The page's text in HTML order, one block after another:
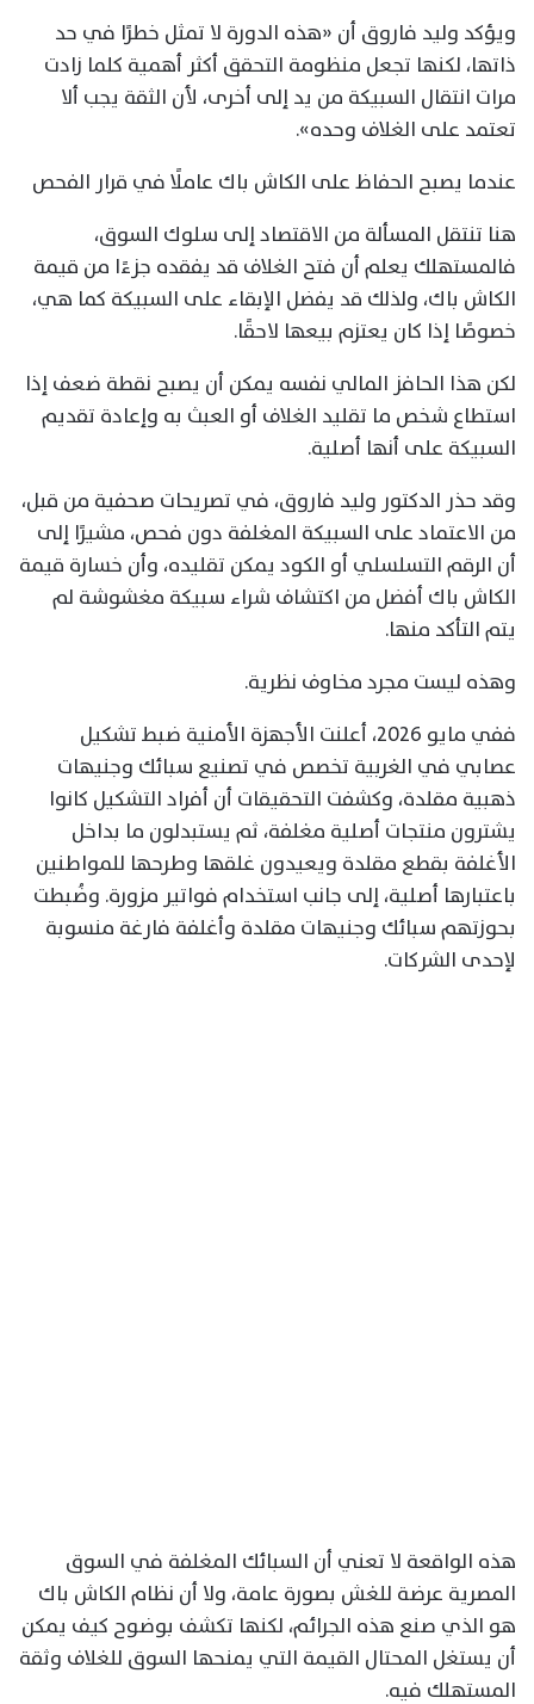
ويؤكد وليد فاروق أن «هذه الدورة لا تمثل خطرًا في حد
ذاتها، لكنها تجعل منظومة التحقق أكثر أهمية كلما زادت
مرات انتقال السبيكة من يد إلى أخرى، لأن الثقة يجب ألا
تعتمد على الغلاف وحده».
عندما يصبح الحفاظ على الكاش باك عاملًا في قرار الفحص
هنا تنتقل المسألة من الاقتصاد إلى سلوك السوق،
فالمستهلك يعلم أن فتح الغلاف قد يفقده جزءًا من قيمة
الكاش باك، ولذلك قد يفضل الإبقاء على السبيكة كما هي،
خصوصًا إذا كان يعتزم بيعها لاحقًا.
لكن هذا الحافز المالي نفسه يمكن أن يصبح نقطة ضعف إذا
استطاع شخص ما تقليد الغلاف أو العبث به وإعادة تقديم
السبيكة على أنها أصلية.
وقد حذر الدكتور وليد فاروق، في تصريحات صحفية من قبل،
من الاعتماد على السبيكة المغلفة دون فحص، مشيرًا إلى
أن الرقم التسلسلي أو الكود يمكن تقليده، وأن خسارة قيمة
الكاش باك أفضل من اكتشاف شراء سبيكة مغشوشة لم
يتم التأكد منها.
وهذه ليست مجرد مخاوف نظرية.
ففي مايو 2026، أعلنت الأجهزة الأمنية ضبط تشكيل
عصابي في الغربية تخصص في تصنيع سبائك وجنيهات
ذهبية مقلدة، وكشفت التحقيقات أن أفراد التشكيل كانوا
يشترون منتجات أصلية مغلفة، ثم يستبدلون ما بداخل
الأغلفة بقطع مقلدة ويعيدون غلقها وطرحها للمواطنين
باعتبارها أصلية، إلى جانب استخدام فواتير مزورة. وضُبطت
بحوزتهم سبائك وجنيهات مقلدة وأغلفة فارغة منسوبة
لإحدى الشركات.
هذه الواقعة لا تعني أن السبائك المغلفة في السوق
المصرية عرضة للغش بصورة عامة، ولا أن نظام الكاش باك
هو الذي صنع هذه الجرائم، لكنها تكشف بوضوح كيف يمكن
أن يستغل المحتال القيمة التي يمنحها السوق للغلاف وثقة
المستهلك فيه.